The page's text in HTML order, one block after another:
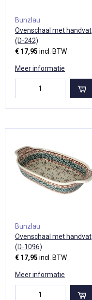
Bunzlau
Ovenschaal met handvat
(D-242)
€ 17,95 incl. BTW
Meer informatie
Bunzlau
Ovenschaal met handvat
(D-1096)
€ 17,95 incl. BTW
Meer informatie